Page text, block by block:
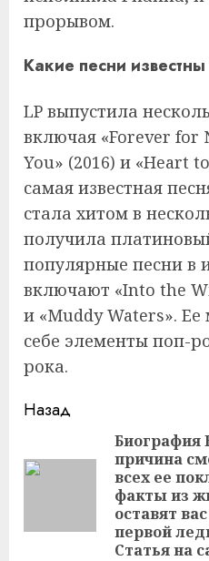
прорывом.
Какие песни
LP выпустила
включая «Forever for
You» (2016) и «Heart
самая известная
стала хитом в
получила
популярные песни в
включают «Into the
и «Muddy Waters». Ее
себе элементы поп-
рока.
Продолжить
Назад
Биография
причина
всех ее
факты из
оставят
первой
Статья на